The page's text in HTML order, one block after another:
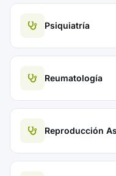
Psiquiatría
Reumatología
Reproducción